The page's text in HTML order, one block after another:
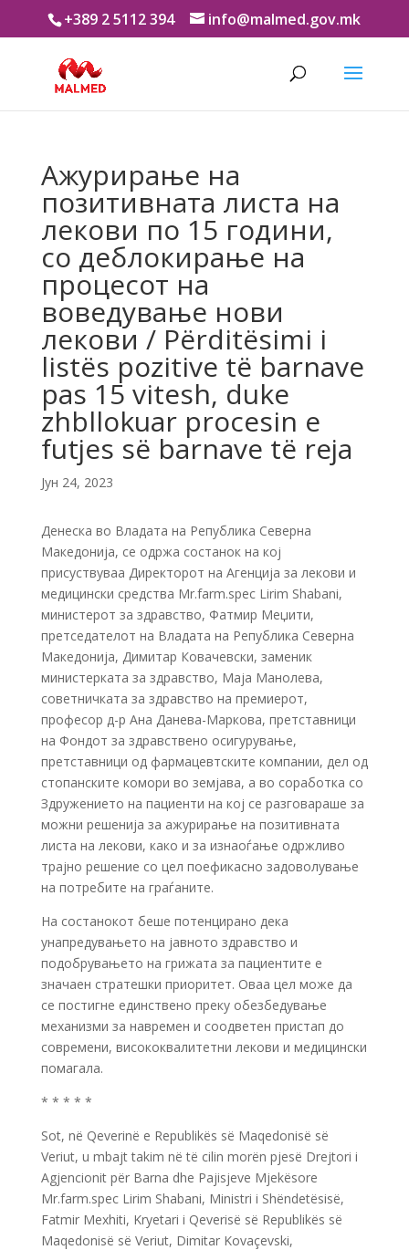
+389 2 5112 394 info@malmed.gov.mk
Ажурирање на
позитивната листа на
лекови по 15 години,
со деблокирање на
процесот на
воведување нови
лекови / Përditësimi i
listës pozitive të barnave
pas 15 vitesh, duke
zhbllokuar procesin e
futjes së barnave të reja
Јун 24, 2023
Денеска во Владата на Републикa Северна
Македонија, се одржа состанок на кој
присуствуваа Директорот на Агенција за лекови и
медицински средства Mr.farm.spec Lirim Shabani,
министерот за здравство, Фатмир Меџити,
претседателот на Владата на Република Северна
Македонија, Димитар Ковачевски, заменик
министерката за здравство, Маја Манолева,
советничката за здравство на премиерот,
професор д-р Ана Данева-Маркова, претставници
на Фондот за здравствено осигурување,
претставници од фармацевтските компании, дел од
стопанските комори во земјава, а во соработка со
Здружението на пациенти на кој се разговараше за
можни решенија за ажурирање на позитивната
листа на лекови, како и за изнаоѓање одржливо
трајно решение со цел поефикасно задоволување
на потребите на граѓаните.
На состанокот беше потенцирано дека
унапредувањето на јавното здравство и
подобрувањето на грижата за пациентите е
значаен стратешки приоритет. Оваа цел може да
се постигне единствено преку обезбедување
механизми за навремен и соодветен пристап до
современи, висококвалитетни лекови и медицински
помагала.
* * * * *
Sot, në Qeverinë e Republikës së Maqedonisë së
Veriut, u mbajt takim në të cilin morën pjesë Drejtori i
Agjencionit për Barna dhe Pajisjeve Mjekësore
Mr.farm.spec Lirim Shabani, Ministri i Shëndetësisë,
Fatmir Mexhiti, Kryetari i Qeverisë së Republikës së
Maqedonisë së Veriut, Dimitar Kovaçevski,